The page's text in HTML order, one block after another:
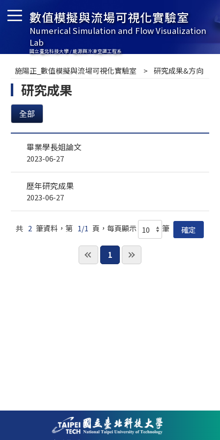
數值模擬與流場可視化實驗室
Numerical Simulation and Flow Visualization
Lab
國立臺北科技大學 / 能源與冷凍空調工程系
施陽正_數值模擬與流場可視化實驗室 研究成果&方向
研究成果
全部
畢業學長姐論文
2023-06-27
歷年研究成果
2023-06-27
共 2 筆資料，第 1/1 頁，每頁顯示 筆
1